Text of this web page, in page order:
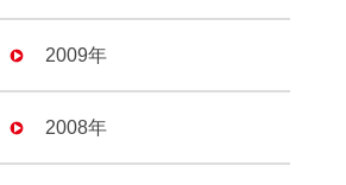
2009年
2008年